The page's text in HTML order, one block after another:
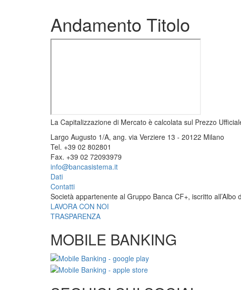
Andamento Titolo
La Capitalizzazione di Mercato è calcolata sul Prezzo
Largo Augusto 1/A, ang. via Verziere 13 - 20122 Milano
Tel. +39 02 802801
Fax. +39 02 72093979
info@bancasistema.it
Dati
Contatti
Società appartenente al Gruppo Banca CF+, iscritto
LAVORA CON NOI
TRASPARENZA
MOBILE BANKING